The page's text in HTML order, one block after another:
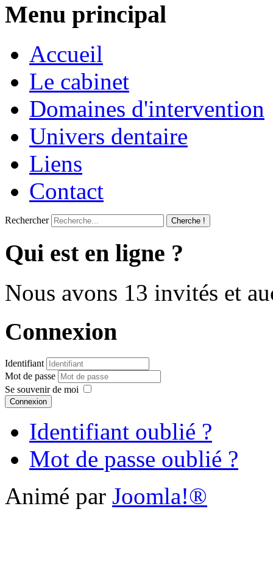
Menu principal
Accueil
Le cabinet
Domaines d'intervention
Univers dentaire
Liens
Contact
Rechercher Cherche !
Qui est en ligne ?
Nous avons 13 invités et
Connexion
Identifiant
Mot de passe
Se souvenir de moi
Connexion
Identifiant oublié ?
Mot de passe oublié ?
Animé par Joomla!®